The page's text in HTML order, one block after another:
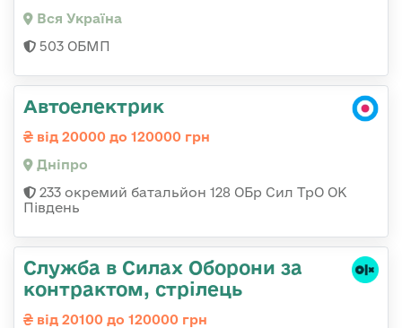
Вся Україна
503 ОБМП
Автоелектрик
від 20000 до 120000 грн
Дніпро
233 окремий батальйон 128 ОБр Сил ТрО ОК
Південь
Служба в Силах Оборони за
контрактом, стрілець
від 20100 до 120000 грн